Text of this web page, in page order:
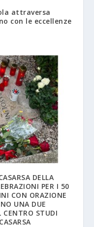
attraversa
con le eccellenze
DELLA
PER I 50
CON ORAZIONE
UNA DUE
CENTRO STUDI